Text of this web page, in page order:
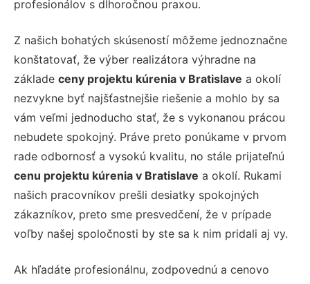
profesionálov s dlhoročnou praxou.
Z našich bohatých skúseností môžeme jednoznačne
konštatovať, že výber realizátora výhradne na
základe ceny projektu kúrenia v Bratislave a okolí
nezvykne byť najšťastnejšie riešenie a mohlo by sa
vám veľmi jednoducho stať, že s vykonanou prácou
nebudete spokojný. Práve preto ponúkame v prvom
rade odbornosť a vysokú kvalitu, no stále prijateľnú
cenu projektu kúrenia v Bratislave a okolí. Rukami
našich pracovníkov prešli desiatky spokojných
zákazníkov, preto sme presvedčení, že v prípade
voľby našej spoločnosti by ste sa k nim pridali aj vy.
Ak hľadáte profesionálnu, zodpovednú a cenovo